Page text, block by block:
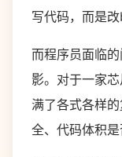
写代码，而是改
而程序员面临
影。对于一家
满了各式各样
全、代码体积是